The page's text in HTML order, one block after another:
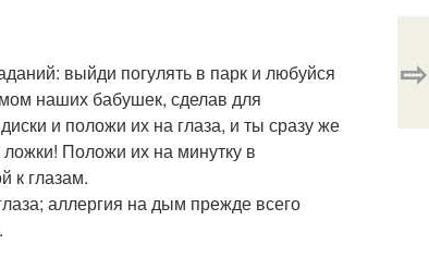
выйди погулять в парк и любуйся
наших бабушек, сделав для
и положи их на глаза, и ты сразу же
Положи их на минутку в
к глазам.
аллергия на дым прежде всего
⇨